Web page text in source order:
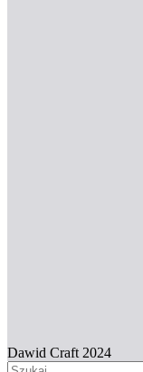
Dawid Craft 2024